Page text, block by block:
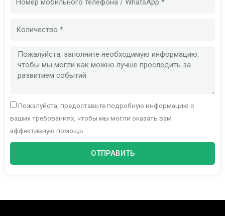
мобильного
Сообщение
Пожалуйста, предоставьте подробную информацию о
ваших требованиях, чтобы мы могли оказать вам
эффективную помощь.
ОТПРАВИТЬ